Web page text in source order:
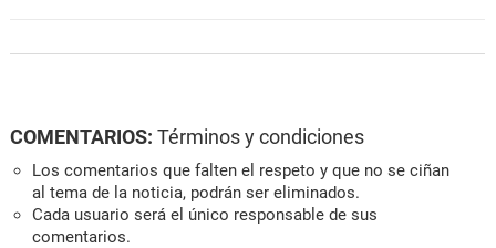
COMENTARIOS: Términos y condiciones
Los comentarios que falten el respeto y que no se ciñan
al tema de la noticia, podrán ser eliminados.
Cada usuario será el único responsable de sus
comentarios.